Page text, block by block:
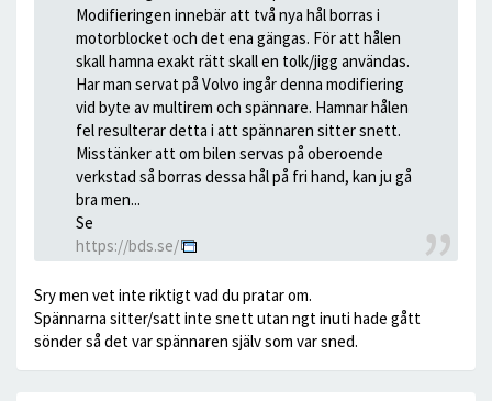
Modifieringen innebär att två nya hål borras i
motorblocket och det ena gängas. För att hålen
skall hamna exakt rätt skall en tolk/jigg användas.
Har man servat på Volvo ingår denna modifiering
vid byte av multirem och spännare. Hamnar hålen
fel resulterar detta i att spännaren sitter snett.
Misstänker att om bilen servas på oberoende
verkstad så borras dessa hål på fri hand, kan ju gå
bra men...
Se
https://bds.se/
Sry men vet inte riktigt vad du pratar om.
Spännarna sitter/satt inte snett utan ngt inuti hade gått
sönder så det var spännaren själv som var sned.